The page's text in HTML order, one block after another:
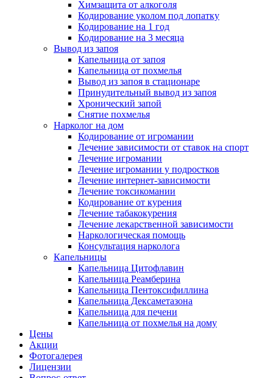
Химзащита от алкоголя
Кодирование уколом под лопатку
Кодирование на 1 год
Кодирование на 3 месяца
Вывод из запоя
Капельница от запоя
Капельница от похмелья
Вывод из запоя в стационаре
Принудительный вывод из запоя
Хронический запой
Снятие похмелья
Нарколог на дом
Кодирование от игромании
Лечение зависимости от ставок на спорт
Лечение игромании
Лечение игромании у подростков
Лечение интернет-зависимости
Лечение токсикомании
Кодирование от курения
Лечение табакокурения
Лечение лекарственной зависимости
Наркологическая помощь
Консультация нарколога
Капельницы
Капельница Цитофлавин
Капельница Реамберина
Капельница Пентоксифиллина
Капельница Дексаметазона
Капельница для печени
Капельница от похмелья на дому
Цены
Акции
Фотогалерея
Лицензии